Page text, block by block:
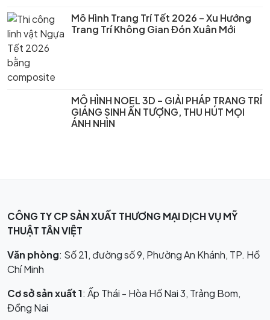
Mô Hình Trang Trí Tết 2026 – Xu Hướng
Trang Trí Không Gian Đón Xuân Mới
MÔ HÌNH NOEL 3D – GIẢI PHÁP TRANG TRÍ
GIÁNG SINH ẤN TƯỢNG, THU HÚT MỌI
ÁNH NHÌN
CÔNG TY CP SẢN XUẤT THƯƠNG MẠI DỊCH VỤ MỸ
THUẬT TÂN VIỆT
Văn phòng: Số 21, đường số 9, Phường An Khánh, TP. Hồ
Chí Minh
Cơ sở sản xuất 1: Ấp Thái - Hòa Hố Nai 3, Trảng Bom,
Đồng Nai